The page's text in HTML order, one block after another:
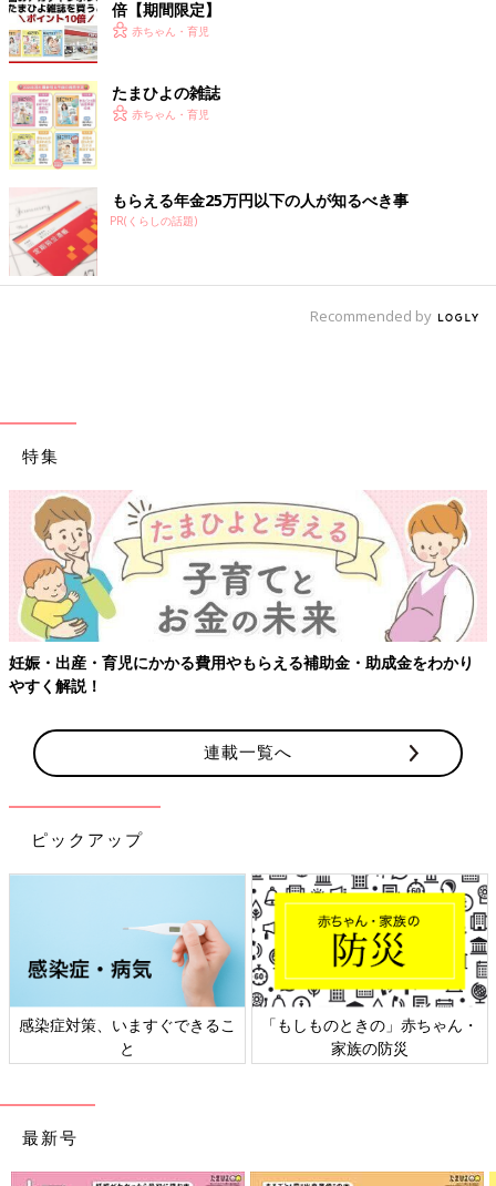
倍【期間限定】
赤ちゃん・育児
たまひよの雑誌
赤ちゃん・育児
もらえる年金25万円以下の人が知るべき事
PR(くらしの話題)
Recommended by
特集
妊娠・出産・育児にかかる費用やもらえる補助金・助成金をわかり
やすく解説！
連載一覧へ
ピックアップ
感染症対策、いますぐできるこ
と
「もしものときの」赤ちゃん・
家族の防災
最新号